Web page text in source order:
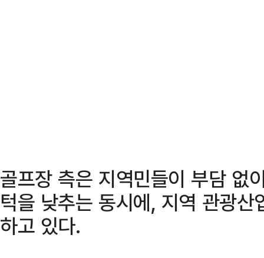
골프장 측은 지역민들이 부담 없
턱을 낮추는 동시에, 지역 관광
하고 있다.